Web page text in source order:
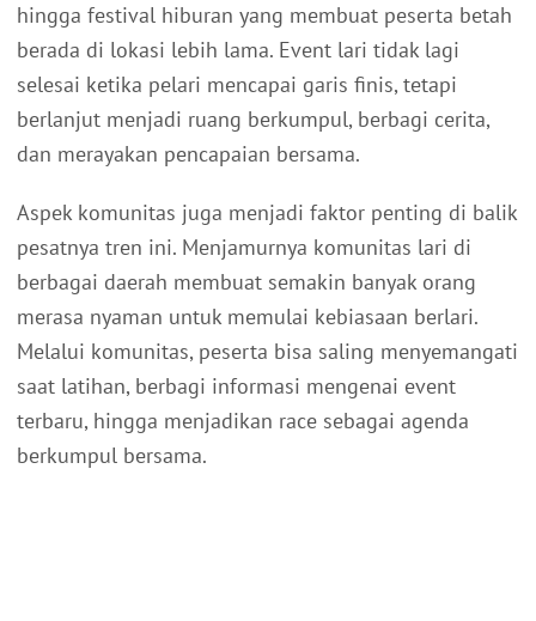
hingga festival hiburan yang membuat peserta betah
berada di lokasi lebih lama. Event lari tidak lagi
selesai ketika pelari mencapai garis finis, tetapi
berlanjut menjadi ruang berkumpul, berbagi cerita,
dan merayakan pencapaian bersama.
Aspek komunitas juga menjadi faktor penting di balik
pesatnya tren ini. Menjamurnya komunitas lari di
berbagai daerah membuat semakin banyak orang
merasa nyaman untuk memulai kebiasaan berlari.
Melalui komunitas, peserta bisa saling menyemangati
saat latihan, berbagi informasi mengenai event
terbaru, hingga menjadikan race sebagai agenda
berkumpul bersama.